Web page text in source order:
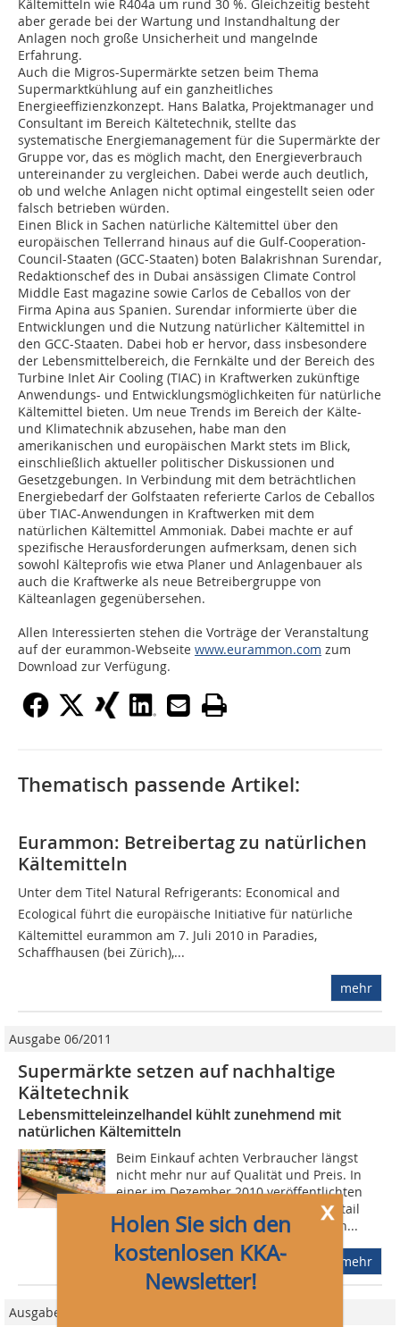
Kältemitteln wie R404a um rund 30 %. Gleichzeitig besteht
aber gerade bei der Wartung und Instandhaltung der
Anlagen noch große Unsicherheit und mangelnde
Erfahrung.
Auch die Migros-Supermärkte setzen beim Thema
Supermarktkühlung auf ein ganzheitliches
Energieeffizienzkonzept. Hans Balatka, Projektmanager und
Consultant im Bereich Kältetechnik, stellte das
systematische Energiemanagement für die Supermärkte der
Gruppe vor, das es möglich macht, den Energieverbrauch
untereinander zu vergleichen. Dabei werde auch deutlich,
ob und welche Anlagen nicht optimal eingestellt seien oder
falsch betrieben würden.
Einen Blick in Sachen natürliche Kältemittel über den
europäischen Tellerrand hinaus auf die Gulf-Cooperation-
Council-Staaten (GCC-Staaten) boten Balakrishnan Surendar,
Redaktionschef des in Dubai ansässigen Climate Control
Middle East magazine sowie Carlos de Ceballos von der
Firma Apina aus Spanien. Surendar informierte über die
Entwicklungen und die Nutzung natürlicher Kältemittel in
den GCC-Staaten. Dabei hob er hervor, dass insbesondere
der Lebensmittelbereich, die Fernkälte und der Bereich des
Turbine Inlet Air Cooling (TIAC) in Kraftwerken zukünftige
Anwendungs- und Entwicklungsmöglichkeiten für natürliche
Kältemittel bieten. Um neue Trends im Bereich der Kälte-
und Klimatechnik abzusehen, habe man den
amerikanischen und europäischen Markt stets im Blick,
einschließlich aktueller politischer Diskussionen und
Gesetzgebungen. In Verbindung mit dem beträchtlichen
Energiebedarf der Golfstaaten referierte Carlos de Ceballos
über TIAC-Anwendungen in Kraftwerken mit dem
natürlichen Kältemittel Ammoniak. Dabei machte er auf
spezifische Herausforderungen aufmerksam, denen sich
sowohl Kälteprofis wie etwa Planer und Anlagenbauer als
auch die Kraftwerke als neue Betreibergruppe von
Kälteanlagen gegenübersehen.
Allen Interessierten stehen die Vorträge der Veranstaltung
auf der eurammon-Webseite www.eurammon.com zum
Download zur Verfügung.
x
Holen Sie sich den
kostenlosen KKA-
Newsletter!
Thematisch passende Artikel:
Eurammon: Betreibertag zu natürlichen
Kältemitteln
Unter dem Titel Natural Refrigerants: Economical and
Ecological führt die europäische Initiative für natürliche
Kältemittel eurammon am 7. Juli 2010 in Paradies,
Schaffhausen (bei Zürich),...
mehr
Ausgabe 06/2011
Supermärkte setzen auf nachhaltige
Kältetechnik
Lebensmitteleinzelhandel kühlt zunehmend mit
natürlichen Kältemitteln
Beim Einkauf achten Verbraucher längst
nicht mehr nur auf Qualität und Preis. In
einer im Dezember 2010 veröffentlichten
deutschlandweiten Studie von IBH Retail
Consultants gaben 60 % der Befragten...
mehr
Ausgabe 05/2014